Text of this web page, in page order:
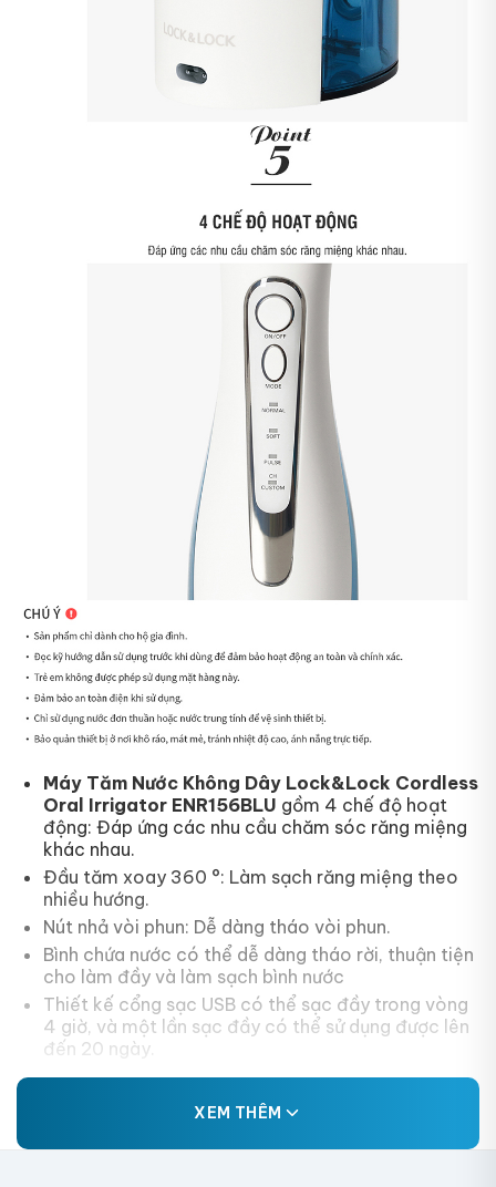
Máy Tăm Nước Không Dây Lock&Lock Cordless
Oral Irrigator ENR156BLU gồm 4 chế độ hoạt
động: Đáp ứng các nhu cầu chăm sóc răng miệng
khác nhau.
Đầu tăm xoay 360 °: Làm sạch răng miệng theo
nhiều hướng.
Nút nhả vòi phun: Dễ dàng tháo vòi phun.
Bình chứa nước có thể dễ dàng tháo rời, thuận tiện
cho làm đầy và làm sạch bình nước
Thiết kế cổng sạc USB có thể sạc đầy trong vòng
4 giờ, và một lần sạc đầy có thể sử dụng được lên
đến 20 ngày.
XEM THÊM